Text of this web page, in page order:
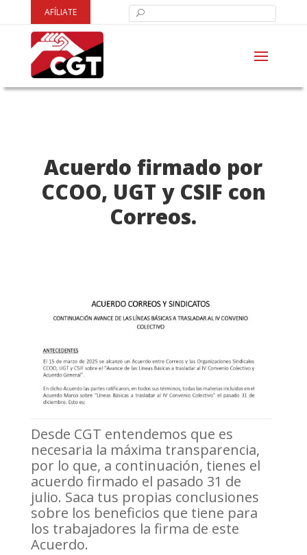
AFÍLIATE
Acuerdo firmado por
CCOO, UGT y CSIF con
Correos.
Desde CGT entendemos que es
necesaria la máxima transparencia,
por lo que, a continuación, tienes el
acuerdo firmado el pasado 31 de
julio. Saca tus propias conclusiones
sobre los beneficios que tiene para
los trabajadores la firma de este
Acuerdo.